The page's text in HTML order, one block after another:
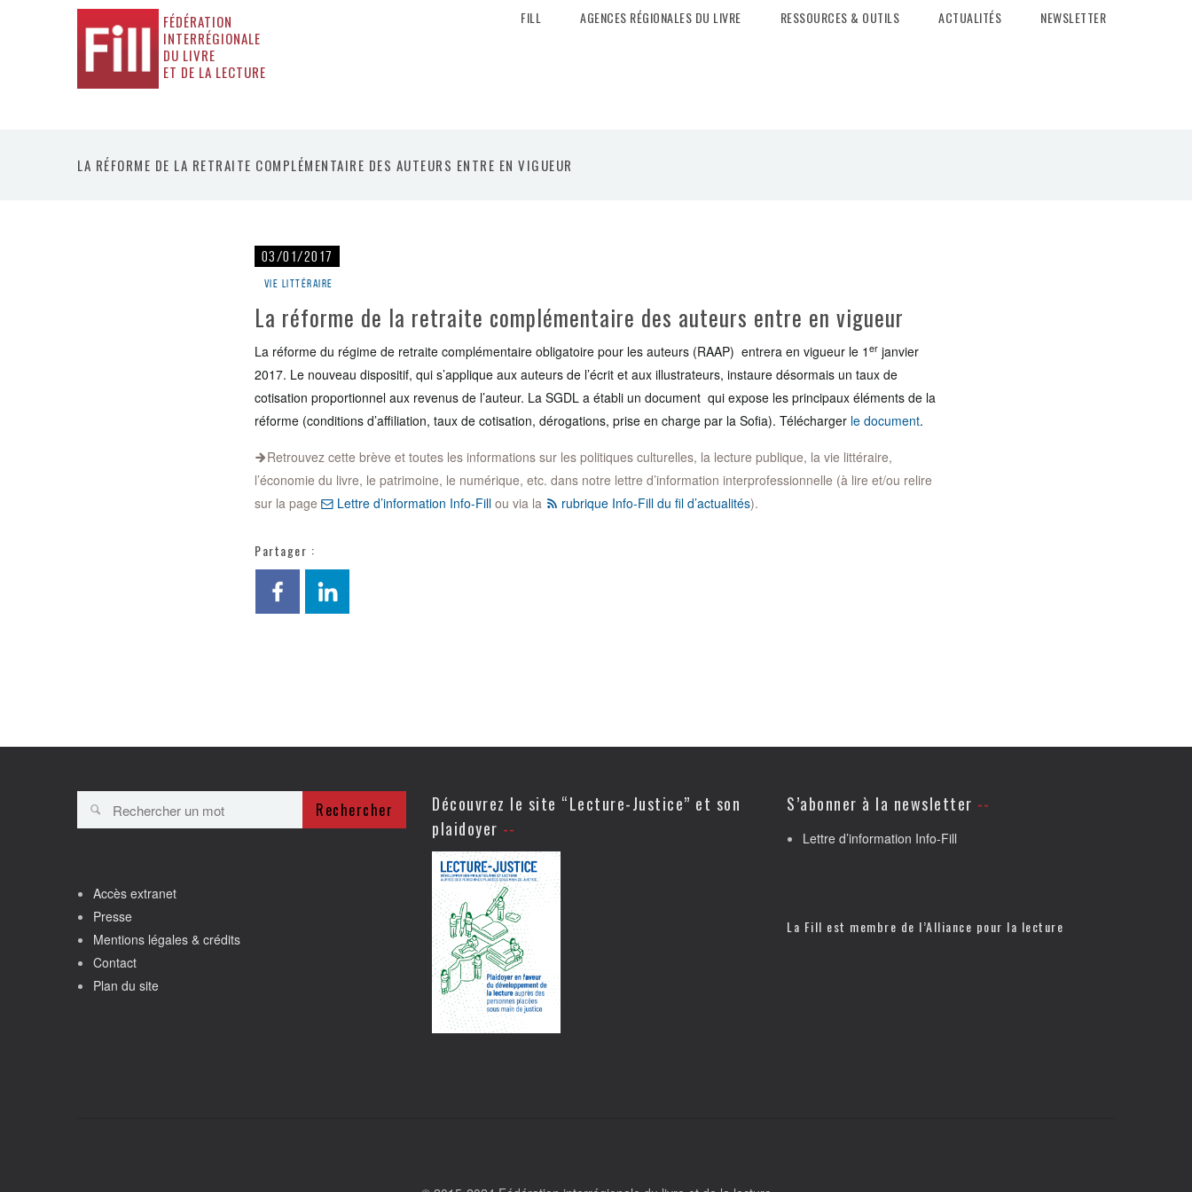
FÉDÉRATION
INTERRÉGIONALE
DU LIVRE
ET DE LA LECTURE
FILL AGENCES RÉGIONALES DU LIVRE RESSOURCES & OUTILS ACTUALITÉS NEWSLETTER
LA RÉFORME DE LA RETRAITE COMPLÉMENTAIRE DES AUTEURS ENTRE EN VIGUEUR
03/01/2017
Vie littéraire
La réforme de la retraite complémentaire des auteurs entre en vigueur
La réforme du régime de retraite complémentaire obligatoire pour les auteurs (RAAP) entrera en vigueur le 1 er janvier
2017. Le nouveau dispositif, qui s’applique aux auteurs de l’écrit et aux illustrateurs, instaure désormais un taux de
cotisation proportionnel aux revenus de l’auteur. La SGDL a établi un document qui expose les principaux éléments de la
réforme (conditions d’affiliation, taux de cotisation, dérogations, prise en charge par la Sofia). Télécharger le document.
Retrouvez cette brève et toutes les informations sur les politiques culturelles, la lecture publique, la vie littéraire,
l’économie du livre, le patrimoine, le numérique, etc. dans notre lettre d’information interprofessionnelle (à lire et/ou relire
sur la page
Lettre d’information Info-Fill ou via la rubrique Info-Fill du fil d’actualités).
Partager :
Rechercher
Accès extranet
Presse
Mentions légales & crédits
Contact
Plan du site
Découvrez le site “Lecture-Justice” et son
plaidoyer
S’abonner à la newsletter
Lettre d’information Info-Fill
La Fill est membre de l’Alliance pour la lecture